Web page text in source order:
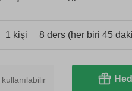
1 kişi 8 ders (her biri 45